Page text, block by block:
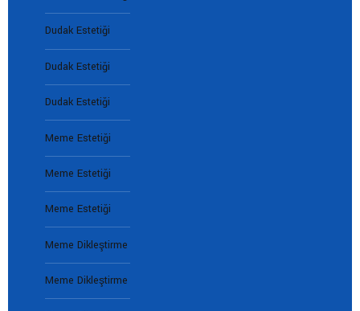
Dudak Estetiği
Dudak Estetiği
Dudak Estetiği
Meme Estetiği
Meme Estetiği
Meme Estetiği
Meme Dikleştirme
Meme Dikleştirme